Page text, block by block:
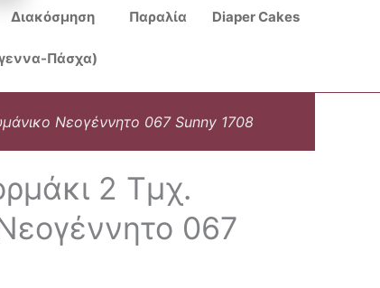
Διακόσμηση Παραλία Diaper Cakes
Πάσχα)
Νεογέννητο 067 Sunny 1708
2 Τμχ.
067